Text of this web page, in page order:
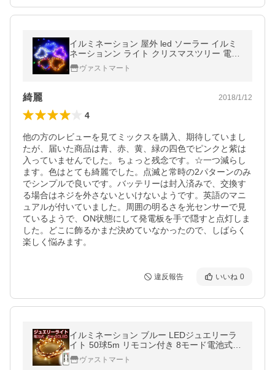
イルミネーション 屋外 led ソーラー イルミ
ネーションン ライト クリスマスツリー 電飾
LED ライト ガーデンライト 120球 13m
ヴァストマート
綺麗 2018/1/12
4
他の方のレビューを見てミックスを購入、期待していまし
たが、届いた商品は青、赤、黄、緑の四色でピンクと紫は
入っていませんでした。ちょっと残念です。☆一つ減らし
ます。色はとても綺麗でした。点滅と常時の2パターンのみ
でシンプルで良いです。バッテリーは封入済みで、交換す
る場合はネジを外さないといけないようです。英語のマニ
ュアルが付いていました。周囲の明るさを光センサーで見
ているようで、ON状態にして発電板を手で隠すと点灯しま
した。どこに飾るかまだ決めていなかったので、しばらく
楽しく悩みます。
違反報告 いいね 0
イルミネーション ブルー LEDジュエリーラ
イト 50球5m リモコン付き 8モード電池式
電球色 飾り 電飾 七夕 クリスマスライト 結
婚式ヴァストマート